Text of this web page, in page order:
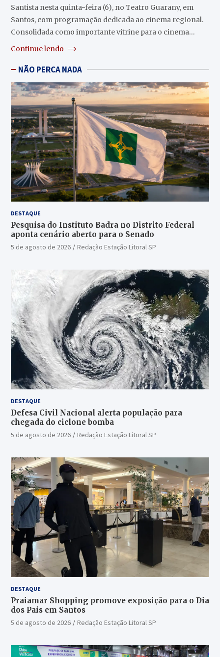
Santista nesta quinta-feira (6), no Teatro Guarany, em
Santos, com programação dedicada ao cinema regional.
Consolidada como importante vitrine para o cinema…
Continue lendo
NÃO PERCA NADA
DESTAQUE
Pesquisa do Instituto Badra no Distrito Federal
aponta cenário aberto para o Senado
5 de agosto de 2026 Redação Estação Litoral SP
DESTAQUE
Defesa Civil Nacional alerta população para
chegada do ciclone bomba
5 de agosto de 2026 Redação Estação Litoral SP
DESTAQUE
Praiamar Shopping promove exposição para o Dia
dos Pais em Santos
5 de agosto de 2026 Redação Estação Litoral SP